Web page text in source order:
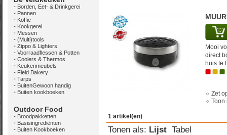
Borden, Eet- & Drinkgerei
Pannen
Koffie
Kookgerei
Messen
(Multi)tools
Zippo & Lighters
Voorraadflessen & Potten
Coolers & Thermos
Keukenmeubels
Field Bakery
Tarps
BuitenGewoon handig
Buiten kookboeken
Outdoor Food
Broodpakketten
Basisingrediënten
Buiten Kookboeken
Mooi
direct
huis te
Zet
Toon
1 artikel(en)
Tonen als: Lijst Tabel